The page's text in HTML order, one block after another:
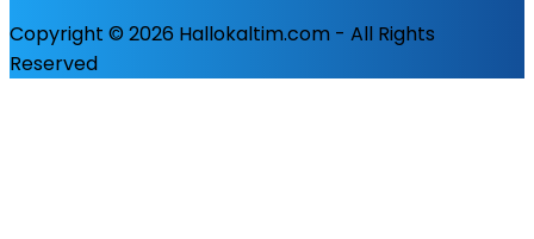
Copyright © 2026 Hallokaltim.com - All Rights
Reserved